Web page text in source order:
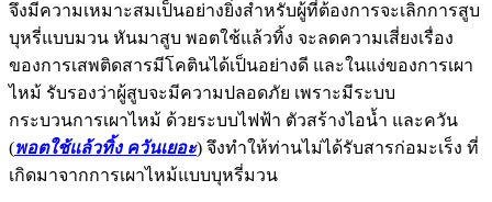
จึงมีความเหมาะสมเป็นอย่างยิ่งสำหรับผู้ที่ต้องการจะเลิกการสูบ
บุหรี่แบบมวน หันมาสูบ พอตใช้แล้วทิ้ง จะลดความเสี่ยงเรื่อง
ของการเสพติดสารมีโคตินได้เป็นอย่างดี และในแง่ของการเผา
ไหม้ รับรองว่าผู้สูบจะมีความปลอดภัย เพราะมีระบบ
กระบวนการเผาไหม้ ด้วยระบบไฟฟ้า ตัวสร้างไอน้ำ และควัน
(พอตใช้แล้วทิ้ง ควันเยอะ) จึงทำให้ท่านไม่ได้รับสารก่อมะเร็ง ที่
เกิดมาจากการเผาไหม้แบบบุหรี่มวน